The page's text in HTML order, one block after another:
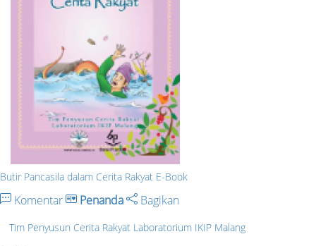
Butir Pancasila dalam Cerita Rakyat E-Book
Komentar Penanda Bagikan
Tim Penyusun Cerita Rakyat Laboratorium IKIP Malang